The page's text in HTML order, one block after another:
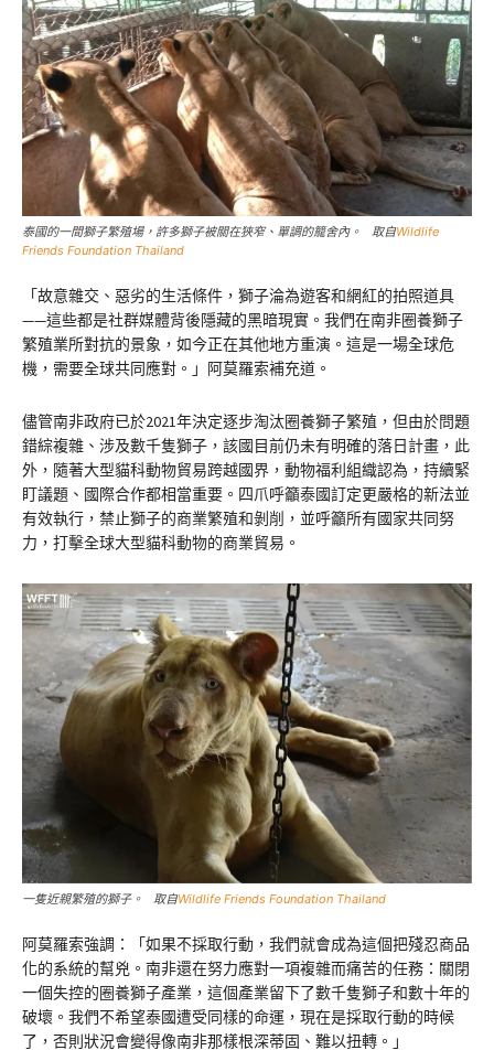
泰國的一間獅子繁殖場，許多獅子被關在狹窄、單調的籠舍內。 取自Wildlife
Friends Foundation Thailand
「故意雜交、惡劣的生活條件，獅子淪為遊客和網紅的拍照道具
——這些都是社群媒體背後隱藏的黑暗現實。我們在南非圈養獅子
繁殖業所對抗的景象，如今正在其他地方重演。這是一場全球危
機，需要全球共同應對。」阿莫羅索補充道。
儘管南非政府已於2021年決定逐步淘汰圈養獅子繁殖，但由於問題
錯綜複雜、涉及數千隻獅子，該國目前仍未有明確的落日計畫，此
外，隨著大型貓科動物貿易跨越國界，動物福利組織認為，持續緊
盯議題、國際合作都相當重要。四爪呼籲泰國訂定更嚴格的新法並
有效執行，禁止獅子的商業繁殖和剝削，並呼籲所有國家共同努
力，打擊全球大型貓科動物的商業貿易。
一隻近親繁殖的獅子。 取自Wildlife Friends Foundation Thailand
阿莫羅索強調：「如果不採取行動，我們就會成為這個把殘忍商品
化的系統的幫兇。南非還在努力應對一項複雜而痛苦的任務：關閉
一個失控的圈養獅子產業，這個產業留下了數千隻獅子和數十年的
破壞。我們不希望泰國遭受同樣的命運，現在是採取行動的時候
了，否則狀況會變得像南非那樣根深蒂固、難以扭轉。」